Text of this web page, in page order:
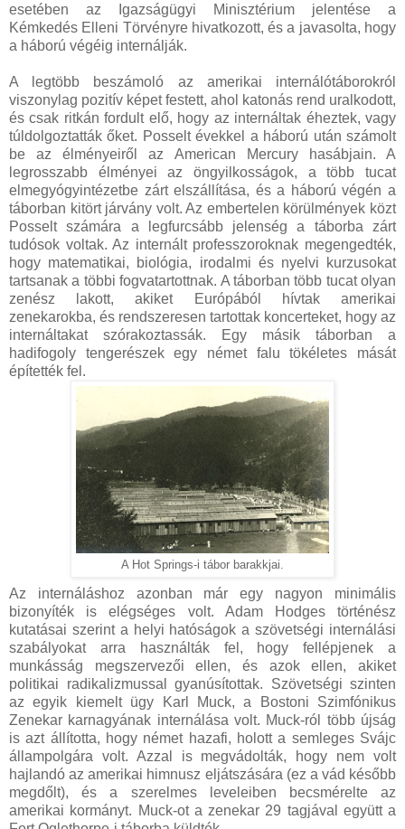
esetében az Igazságügyi Minisztérium jelentése a
Kémkedés Elleni Törvényre hivatkozott, és a javasolta, hogy
a háború végéig internálják.
A legtöbb beszámoló az amerikai internálótáborokról
viszonylag pozitív képet festett, ahol katonás rend uralkodott,
és csak ritkán fordult elő, hogy az internáltak éheztek, vagy
túldolgoztatták őket. Posselt évekkel a háború után számolt
be az élményeiről az American Mercury hasábjain. A
legrosszabb élményei az öngyilkosságok, a több tucat
elmegyógyintézetbe zárt elszállítása, és a háború végén a
táborban kitört járvány volt. Az embertelen körülmények közt
Posselt számára a legfurcsább jelenség a táborba zárt
tudósok voltak. Az internált professzoroknak megengedték,
hogy matematikai, biológia, irodalmi és nyelvi kurzusokat
tartsanak a többi fogvatartottnak. A táborban több tucat olyan
zenész lakott, akiket Európából hívtak amerikai
zenekarokba, és rendszeresen tartottak koncerteket, hogy az
internáltakat szórakoztassák. Egy másik táborban a
hadifogoly tengerészek egy német falu tökéletes mását
építették fel.
A Hot Springs-i tábor barakkjai.
Az internáláshoz azonban már egy nagyon minimális
bizonyíték is elégséges volt. Adam Hodges történész
kutatásai szerint a helyi hatóságok a szövetségi internálási
szabályokat arra használták fel, hogy fellépjenek a
munkásság megszervezői ellen, és azok ellen, akiket
politikai radikalizmussal gyanúsítottak. Szövetségi szinten
az egyik kiemelt ügy Karl Muck, a Bostoni Szimfónikus
Zenekar karnagyának internálása volt. Muck-ról több újság
is azt állította, hogy német hazafi, holott a semleges Svájc
állampolgára volt. Azzal is megvádolták, hogy nem volt
hajlandó az amerikai himnusz eljátszására (ez a vád később
megdőlt), és a szerelmes leveleiben becsmérelte az
amerikai kormányt. Muck-ot a zenekar 29 tagjával együtt a